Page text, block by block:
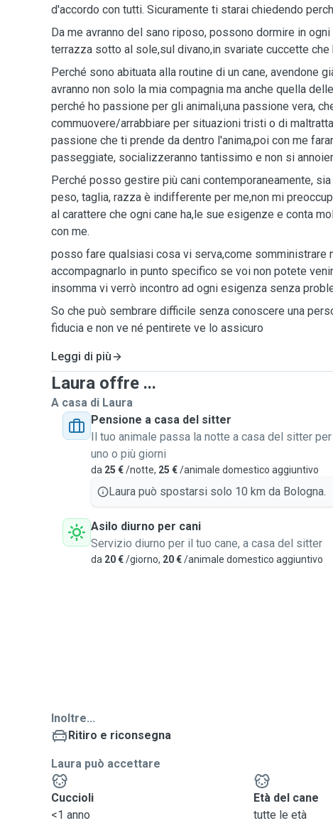
d'accordo con tutti. Sicuramente ti starai chiedendo
Da me avranno del sano riposo, possono dormire in
terrazza sotto al sole,sul divano,in svariate cuccette che
Perché sono abituata alla routine di un cane, avendone
avranno non solo la mia compagnia ma anche quella
perché ho passione per gli animali,una passione vera,
commuovere/arrabbiare per situazioni tristi o di
passione che ti prende da dentro l'anima,poi con me
passeggiate, socializzeranno tantissimo e non si
Perché posso gestire più cani contemporaneamente,
peso, taglia, razza è indifferente per me,non mi
al carattere che ogni cane ha,le sue esigenze e conta
con me.
posso fare qualsiasi cosa vi serva,come somministrare
accompagnarlo in punto specifico se voi non potete
insomma vi verrò incontro ad ogni esigenza senza
So che può sembrare difficile senza conoscere una
fiducia e non ve né pentirete ve lo assicuro
Leggi di più
Laura offre ...
A casa di Laura
Pensione a casa del sitter
Il tuo animale passa la notte a casa del sitter per
uno o più giorni
da 25 €/notte, 25 €/animale domestico aggiuntivo
Laura può spostarsi solo 10 km da Bologna.
Asilo diurno per cani
Servizio diurno per il tuo cane, a casa del sitter
da 20 €/giorno, 20 €/animale domestico aggiuntivo
Inoltre...
Ritiro e riconsegna
Laura può accettare
Cuccioli
<1 anno
Età del cane
tutte le età